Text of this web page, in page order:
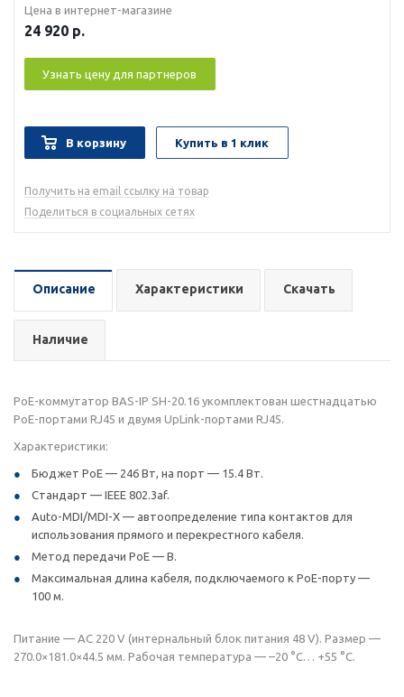
Цена в интернет-магазине
24 920 р.
Узнать цену для партнеров
В корзину Купить в 1 клик
Получить на email ссылку на товар
Поделиться в социальных сетях
Описание Характеристики Скачать
Наличие
PoE-коммутатор BAS-IP SH-20.16​ укомплектован шестнадцатью
PoE-портами RJ45 и двумя UpLink-портами RJ45.
Характеристики:
Бюджет PoE — 246 Вт, на порт — 15.4 Вт.
Стандарт — IEEE 802.3af.
Auto-MDI/MDI-X — автоопределение типа контактов для
использования прямого и перекрестного кабеля.
Метод передачи PoE — B.
Максимальная длина кабеля, подключаемого к PoE-порту —
100 м.
Питание — AC 220 V (интернальный блок питания 48 V). Размер —
270.0×181.0×44.5 мм. Рабочая температура — –20 °C… +55 °C.